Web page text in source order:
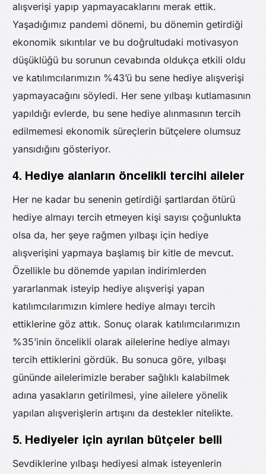
alışverişi yapıp yapmayacaklarını merak ettik.
Yaşadığımız pandemi dönemi, bu dönemin getirdiği
ekonomik sıkıntılar ve bu doğrultudaki motivasyon
düşüklüğü bu sorunun cevabında oldukça etkili oldu
ve katılımcılarımızın %43’ü bu sene hediye alışverişi
yapmayacağını söyledi. Her sene yılbaşı kutlamasının
yapıldığı evlerde, bu sene hediye alınmasının tercih
edilmemesi ekonomik süreçlerin bütçelere olumsuz
yansıdığını gösteriyor.
4. Hediye alanların öncelikli tercihi aileler
Her ne kadar bu senenin getirdiği şartlardan ötürü
hediye almayı tercih etmeyen kişi sayısı çoğunlukta
olsa da, her şeye rağmen yılbaşı için hediye
alışverişini yapmaya başlamış bir kitle de mevcut.
Özellikle bu dönemde yapılan indirimlerden
yararlanmak isteyip hediye alışverişi yapan
katılımcılarımızın kimlere hediye almayı tercih
ettiklerine göz attık. Sonuç olarak katılımcılarımızın
%35’inin öncelikli olarak ailelerine hediye almayı
tercih ettiklerini gördük. Bu sonuca göre, yılbaşı
gününde ailelerimizle beraber sağlıklı kalabilmek
adına yasakların getirilmesi, yine ailelere yönelik
yapılan alışverişlerin artışını da destekler nitelikte.
5. Hediyeler için ayrılan bütçeler belli
Sevdiklerine yılbaşı hediyesi almak isteyenlerin